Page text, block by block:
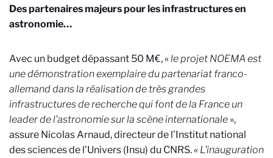
Des partenaires majeurs pour les infrastructures en
astronomie…
Avec un budget dépassant 50 M€, « le projet NOEMA est
une démonstration exemplaire du partenariat franco-
allemand dans la réalisation de très grandes
infrastructures de recherche qui font de la France un
leader de l’astronomie sur la scène internationale »,
assure Nicolas Arnaud, directeur de l’Institut national
des sciences de l’Univers (Insu) du CNRS. « L’inauguration